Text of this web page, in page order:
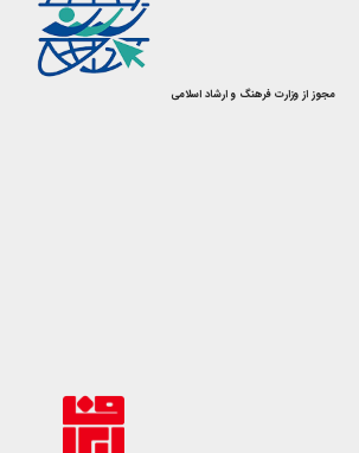
مجوز از وزارت فرهنگ و ارشاد اسلامی